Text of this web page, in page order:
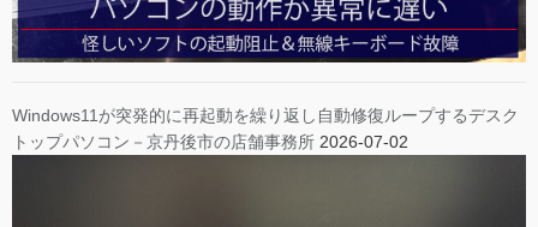
Windows11が突発的に再起動を繰り返し自動修復ループするデスク
トップパソコン－京丹後市の店舗事務所 2026-07-02